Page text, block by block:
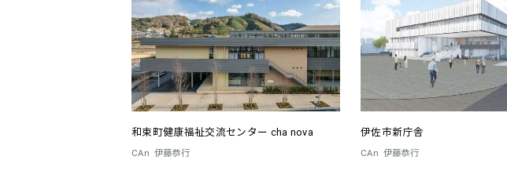
和束町健康福祉交流センター cha nova
CAn 伊藤恭行
伊佐市新庁舎
CAn 伊藤恭行